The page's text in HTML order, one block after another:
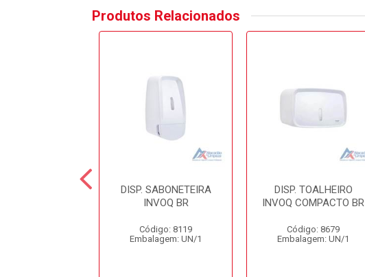
Produtos Relacionados
DISP. SABONETEIRA
INVOQ BR
Código: 8119
Embalagem: UN/1
DISP. TOALHEIRO
INVOQ COMPACTO BR
Código: 8679
Embalagem: UN/1